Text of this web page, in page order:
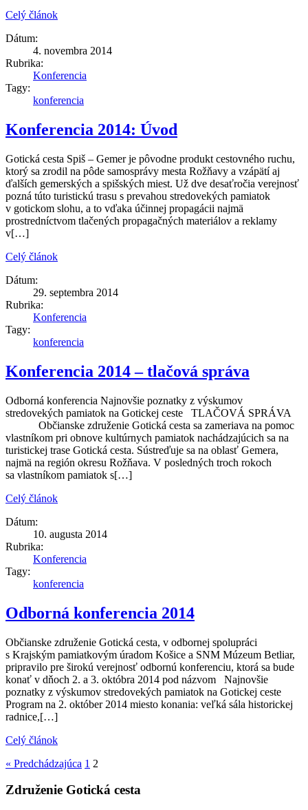
Celý článok
Dátum:
4. novembra 2014
Rubrika:
Konferencia
Tagy:
konferencia
Konferencia 2014: Úvod
Gotická cesta Spiš – Gemer je pôvodne produkt cestovného ruchu,
ktorý sa zrodil na pôde samosprávy mesta Rožňavy a vzápätí aj
ďalších gemerských a spišských miest. Už dve desaťročia verejnosť
pozná túto turistickú trasu s prevahou stredovekých pamiatok
v gotickom slohu, a to vďaka účinnej propagácii najmä
prostredníctvom tlačených propagačných materiálov a reklamy
v[…]
Celý článok
Dátum:
29. septembra 2014
Rubrika:
Konferencia
Tagy:
konferencia
Konferencia 2014 – tlačová správa
Odborná konferencia Najnovšie poznatky z výskumov
stredovekých pamiatok na Gotickej ceste TLAČOVÁ SPRÁVA
Občianske združenie Gotická cesta sa zameriava na pomoc
vlastníkom pri obnove kultúrnych pamiatok nachádzajúcich sa na
turistickej trase Gotická cesta. Sústreďuje sa na oblasť Gemera,
najmä na región okresu Rožňava. V posledných troch rokoch
sa vlastníkom pamiatok s[…]
Celý článok
Dátum:
10. augusta 2014
Rubrika:
Konferencia
Tagy:
konferencia
Odborná konferencia 2014
Občianske združenie Gotická cesta, v odbornej spolupráci
s Krajským pamiatkovým úradom Košice a SNM Múzeum Betliar,
pripravilo pre širokú verejnosť odbornú konferenciu, ktorá sa bude
konať v dňoch 2. a 3. októbra 2014 pod názvom Najnovšie
poznatky z výskumov stredovekých pamiatok na Gotickej ceste
Program na 2. október 2014 miesto konania: veľká sála historickej
radnice,[…]
Celý článok
« Predchádzajúca 1 2
Združenie Gotická cesta